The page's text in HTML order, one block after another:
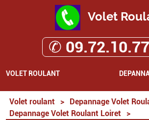
Volet
✆
VOLET ROULANT
Volet roulant > Depannage Volet
Depannage Volet Roulant Loiret
>